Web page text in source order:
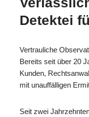
Detektei
Vertrauliche
Bereits seit über 20
Kunden,
mit unauffälligen
Seit zwei